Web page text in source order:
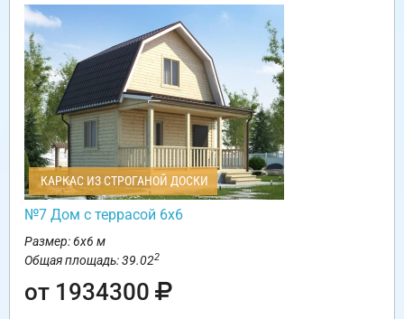
КАРКАС ИЗ СТРОГАНОЙ ДОСКИ
№7 Дом с террасой 6х6
Размер: 6х6 м
Общая площадь: 39.022
от 1934300